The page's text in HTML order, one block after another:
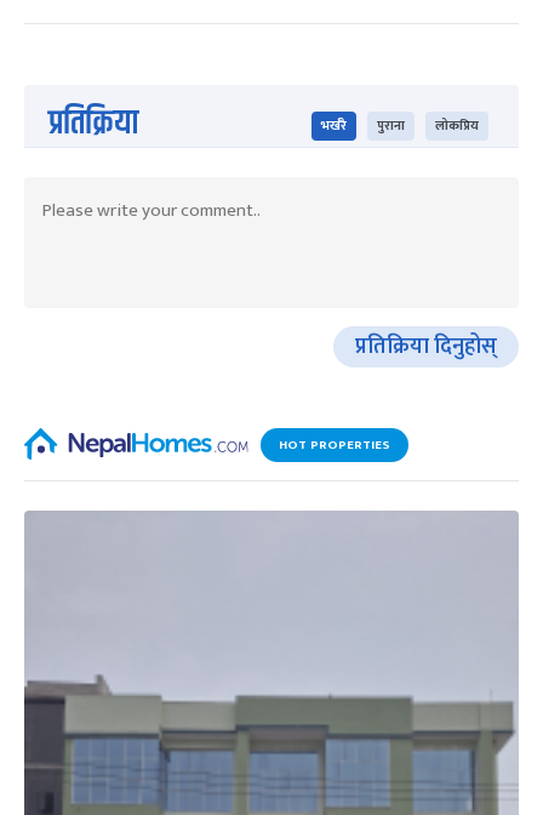
प्रतिक्रिया भर्खरै पुराना लोकप्रिय
प्रतिक्रिया दिनुहोस्
HOT PROPERTIES